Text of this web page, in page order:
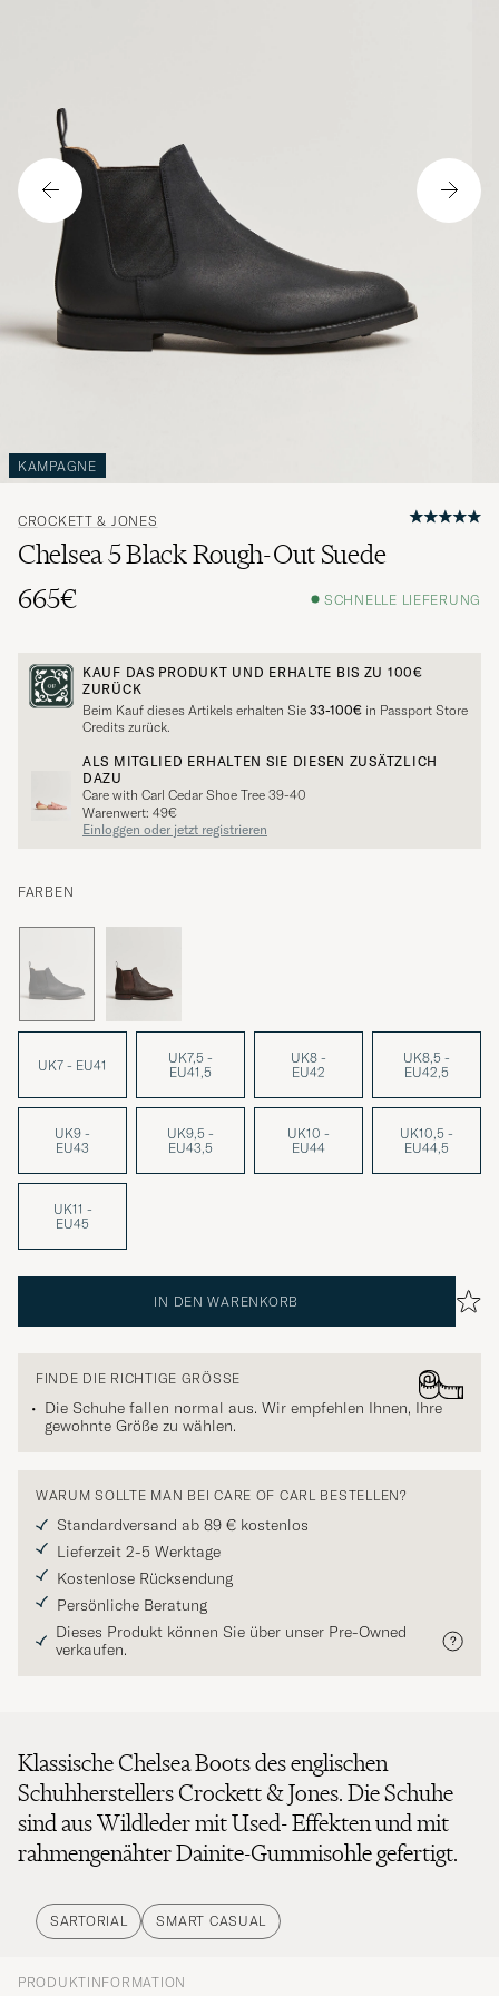
KAMPAGNE
CROCKETT & JONES
Chelsea 5 Black Rough-Out Suede
665€
SCHNELLE LIEFERUNG
KAUF DAS PRODUKT UND ERHALTE BIS ZU 100€
ZURÜCK
Beim Kauf dieses Artikels erhalten Sie 33-100€ in Passport Store
Credits zurück.
ALS MITGLIED ERHALTEN SIE DIESEN ZUSÄTZLICH
DAZU
Care with Carl Cedar Shoe Tree 39-40
Warenwert: 49€
Einloggen oder jetzt registrieren
FARBEN
UK7 - EU41
UK7,5 -
EU41,5
UK8 -
EU42
UK8,5 -
EU42,5
UK9 -
EU43
UK9,5 -
EU43,5
UK10 -
EU44
UK10,5 -
EU44,5
UK11 -
EU45
IN DEN WARENKORB
FINDE DIE RICHTIGE GRÖSSE
Die Schuhe fallen normal aus. Wir empfehlen Ihnen, Ihre
gewohnte Größe zu wählen.
WARUM SOLLTE MAN BEI CARE OF CARL BESTELLEN?
Standardversand ab 89 € kostenlos
Lieferzeit 2-5 Werktage
Kostenlose Rücksendung
Persönliche Beratung
Dieses Produkt können Sie über unser Pre-Owned
verkaufen.
Klassische Chelsea Boots des englischen
Schuhherstellers Crockett & Jones. Die Schuhe
sind aus Wildleder mit Used- Effekten und mit
rahmengenähter Dainite-Gummisohle gefertigt.
SARTORIAL SMART CASUAL
PRODUKTINFORMATION